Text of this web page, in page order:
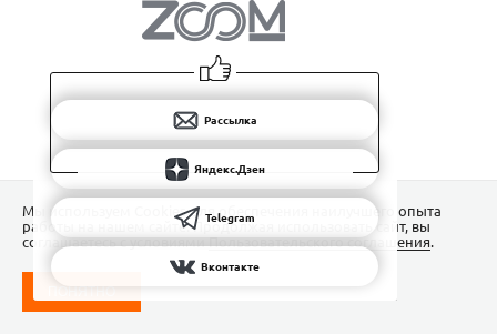
Рассылка
Яндекс.Дзен
Telegram
Вконтакте
Мы используем Сookies для обеспечения наилучшего опыта
работы на нашем сайте. Продолжая использовать сайт, вы
соглашаетесь с условиямиПользовательского соглашения.
ПОНЯТНО